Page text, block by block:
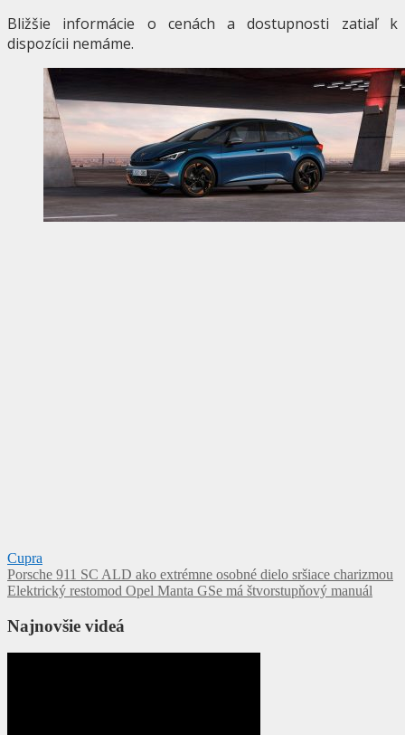
Bližšie informácie o cenách a dostupnosti zatiaľ k
dispozícii nemáme.
Cupra
Navigácia
v
článku
Porsche 911 SC ALD ako extrémne osobné dielo sršiace charizmou
Elektrický restomod Opel Manta GSe má štvorstupňový manuál
Najnovšie videá